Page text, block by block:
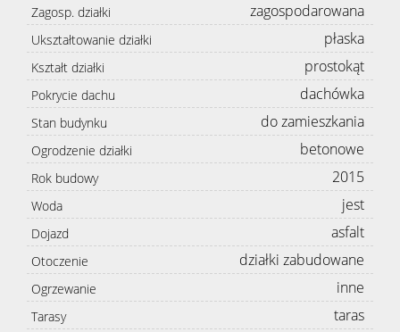
Zagosp. działki zagospodarowana
Ukształtowanie działki płaska
Kształt działki prostokąt
Pokrycie dachu dachówka
Stan budynku do zamieszkania
Ogrodzenie działki betonowe
Rok budowy 2015
Woda jest
Dojazd asfalt
Otoczenie działki zabudowane
Ogrzewanie inne
Tarasy taras